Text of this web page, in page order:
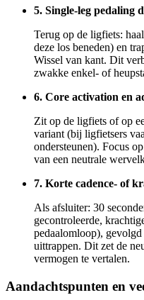
5. Single-leg pedaling
Terug op de ligfiets:
deze los beneden) en
Wissel van kant. Dit
zwakke enkel- of
6. Core activation en
Zit op de ligfiets of op
variant (bij ligfietsers
ondersteunen). Focus
van een neutrale
7. Korte cadence- of
Als afsluiter: 30
gecontroleerde,
pedaalomloop),
uittrappen. Dit zet de
vermogen te vertalen.
Aandachtspunten en